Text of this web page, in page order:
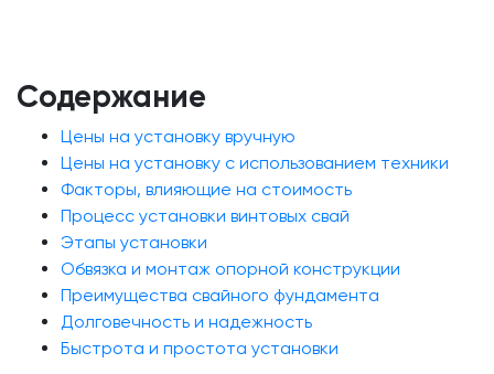
Содержание
Цены на установку вручную
Цены на установку с использованием техники
Факторы, влияющие на стоимость
Процесс установки винтовых свай
Этапы установки
Обвязка и монтаж опорной конструкции
Преимущества свайного фундамента
Долговечность и надежность
Быстрота и простота установки